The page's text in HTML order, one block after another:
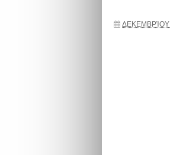
ΔΕΚΕΜΒΡΊΟΥ